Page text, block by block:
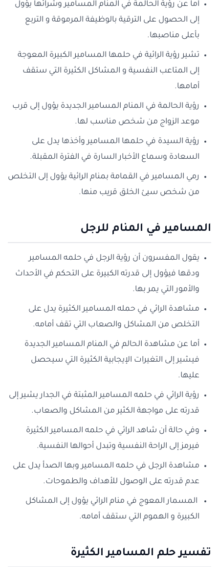
أما عن رؤية الحالمة في المنام المسامير وشرائها يؤول
إلى الحصول على الترقية بالوظيفة المرموقة و التربع
بأعلى مناصبها.
تشير رؤية الرائية في حلمها المسامير الكبيرة المعوجة
إلى المتاعب النفسية و المشاكل الكثيرة التي ستقف
أمامها.
رؤية الحالمة في المنام المسامير الجديدة يؤول إلى قرب
موعد الزواج من شخص مناسب لها.
رؤية السيدة في حلمها المسامير وأخذها يدل على
السعادة وسماع الأخبار السارة في الفترة المقبلة.
رمي المسامير في القمامة بمنام الرائية يؤول إلى التخلص
من شخص سيئ الخلق قريب منها.
المسامير في المنام للرجل
يقول المفسرون أن رؤية الرجل في حلمه المسامير
ودقها فيؤول إلى قدرته الكبيرة على التحكم في الأحداث
والأمور التي يمر بها.
مشاهدة الرائي في حمله المسامير الكثيرة يدل على
التخلص من المشاكل والصعاب التي تقف أمامه.
أما عن مشاهدة الحالم في المنام المسامير الجديدة
فيشير إلى التغيرات الإيجابية الكثيرة التي سيحصل
عليها.
رؤية الرائي في حلمه المسامير المثبتة في الجدار يشير إلى
قدرته على مواجهة الكثير من المشاكل والصعاب.
وفي حالة أن شاهد الرائي في حلمه المسامير الكثيرة
فيرمز إلى الراحة النفسية وتبدل أحوالها النفسية.
مشاهدة الرجل في حلمه المسامير وبها الصدأ يدل على
عدم قدرته على الوصول للأهداف والطموحات.
المسمار المعوج في منام الرائي يؤول إلى المشاكل
الكبيرة و الهموم التي ستقف أمامه.
تفسير حلم المسامير الكثيرة